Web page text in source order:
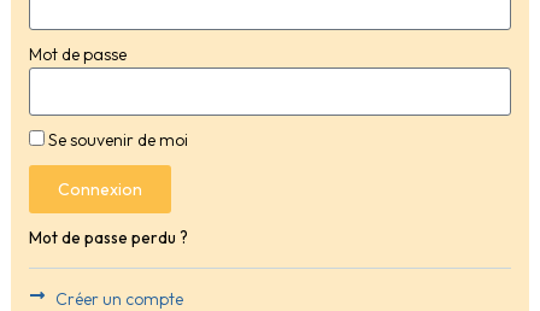
Mot de passe
Se souvenir de moi
Connexion
Mot de passe perdu ?
Créer un compte